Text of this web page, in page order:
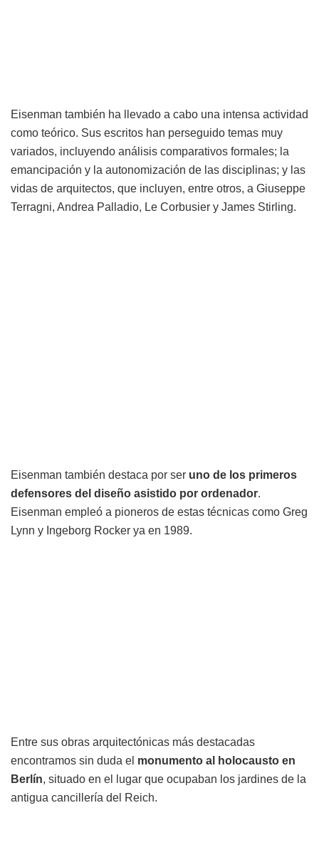
Eisenman también ha llevado a cabo una intensa actividad
como teórico. Sus escritos han perseguido temas muy
variados, incluyendo análisis comparativos formales; la
emancipación y la autonomización de las disciplinas; y las
vidas de arquitectos, que incluyen, entre otros, a Giuseppe
Terragni, Andrea Palladio, Le Corbusier y James Stirling.
Eisenman también destaca por ser uno de los primeros
defensores del diseño asistido por ordenador.
Eisenman empleó a pioneros de estas técnicas como Greg
Lynn y Ingeborg Rocker ya en 1989.
Entre sus obras arquitectónicas más destacadas
encontramos sin duda el monumento al holocausto en
Berlín, situado en el lugar que ocupaban los jardines de la
antigua cancillería del Reich.